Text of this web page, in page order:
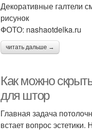
Декоративные галтели
рисунок
ФОТО: nashaotdelka.ru
читать дальше →
Как можно
для штор
Главная задача
встает вопрос